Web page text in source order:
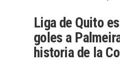
Liga de Quito
goles a
historia de la